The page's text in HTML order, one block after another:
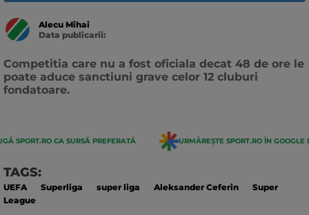
Alecu Mihai
Data publicarii:
Competitia care nu a fost oficiala decat 48 de ore le
poate aduce sanctiuni grave celor 12 cluburi
fondatoare.
SPORT.RO CA SURSĂ PREFERATĂ URMĂREȘTE SPORT.RO ÎN GOOGLE
TAGS:
UEFA Superliga super liga Aleksander Ceferin
Super
League